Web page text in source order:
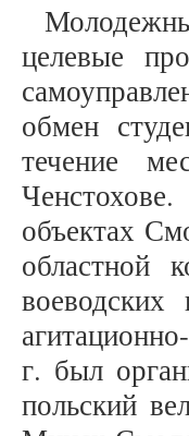
целевые
обмен
течение
объектах
областной
воеводских
г. был
польский